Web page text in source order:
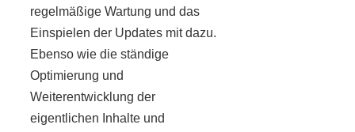
regelmäßige Wartung und das
Einspielen der Updates mit dazu.
Ebenso wie die ständige
Optimierung und
Weiterentwicklung der
eigentlichen Inhalte und